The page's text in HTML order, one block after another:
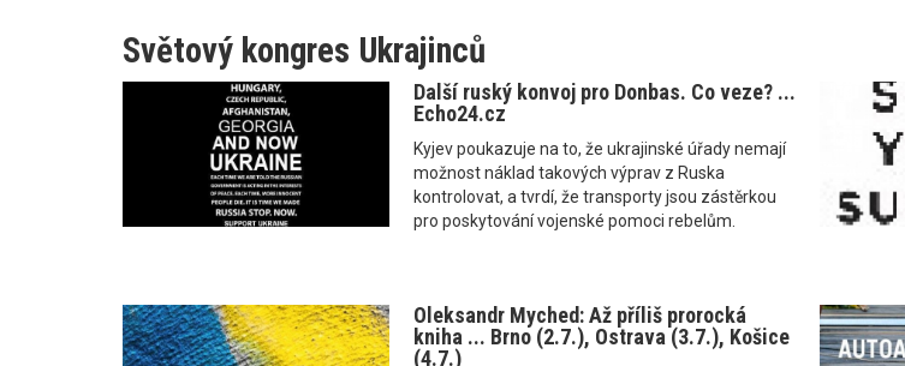
Světový kongres Ukrajinců
Další ruský konvoj pro Donbas. Co veze? ...
Echo24.cz
Kyjev poukazuje na to, že ukrajinské úřady nemají
možnost náklad takových výprav z Ruska
kontrolovat, a tvrdí, že transporty jsou zástěrkou
pro poskytování vojenské pomoci rebelům.
Oleksandr Myched: Až příliš prorocká
kniha ... Brno (2.7.), Ostrava (3.7.), Košice
(4.7.)